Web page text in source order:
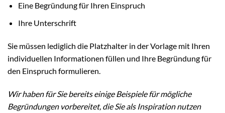
Eine Begründung für Ihren Einspruch
Ihre Unterschrift
Sie müssen lediglich die Platzhalter in der Vorlage mit Ihren
individuellen Informationen füllen und Ihre Begründung für
den Einspruch formulieren.
Wir haben für Sie bereits einige Beispiele für mögliche
Begründungen vorbereitet, die Sie als Inspiration nutzen